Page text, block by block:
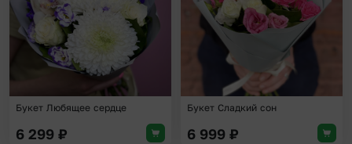
Букет Любящее сердце
6 299 ₽
Букет Сладкий сон
6 999 ₽